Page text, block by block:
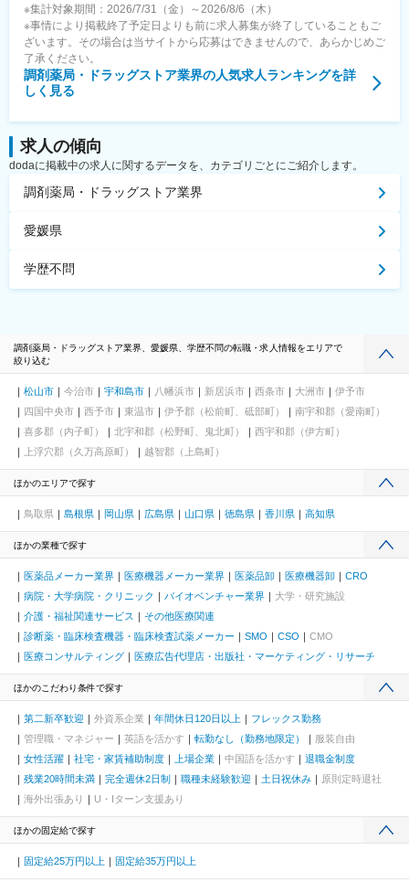
※集計対象期間：2026/7/31（金）～2026/8/6（木）
※事情により掲載終了予定日よりも前に求人募集が終了していることもご
ざいます。その場合は当サイトから応募はできませんので、あらかじめご
了承ください。
調剤薬局・ドラッグストア業界の人気求人ランキングを詳
しく見る
求人の傾向
dodaに掲載中の求人に関するデータを、カテゴリごとにご紹介します。
調剤薬局・ドラッグストア業界
愛媛県
学歴不問
調剤薬局・ドラッグストア業界、愛媛県、学歴不問の転職・求人情報をエリアで
絞り込む
松山市 今治市 宇和島市 八幡浜市 新居浜市 西条市 大洲市
伊予市
四国中央市
西予市 東温市 伊予郡（松前町、砥部町）
南宇和郡（愛南町）
喜多郡（内子町）
北宇和郡（松野町、鬼北町）
西宇和郡（伊方町）
上浮穴郡（久万高原町）
越智郡（上島町）
ほかのエリアで探す
鳥取県 島根県 岡山県 広島県 山口県 徳島県 香川県 高知県
ほかの業種で探す
医薬品メーカー業界 医療機器メーカー業界 医薬品卸 医療機器卸
CRO
病院・大学病院・クリニック
バイオベンチャー業界
大学・研究施設
介護・福祉関連サービス
その他医療関連
診断薬・臨床検査機器・臨床検査試薬メーカー
SMO CSO
CMO
医療コンサルティング
医療広告代理店・出版社・マーケティング・リサーチ
ほかのこだわり条件で探す
第二新卒歓迎 外資系企業 年間休日120日以上
フレックス勤務
管理職・マネジャー
英語を活かす 転勤なし（勤務地限定）
服装自由
女性活躍
社宅・家賃補助制度 上場企業 中国語を活かす
退職金制度
残業20時間未満
完全週休2日制 職種未経験歓迎 土日祝休み
原則定時退社
海外出張あり
U・Iターン支援あり
ほかの固定給で探す
固定給25万円以上 固定給35万円以上